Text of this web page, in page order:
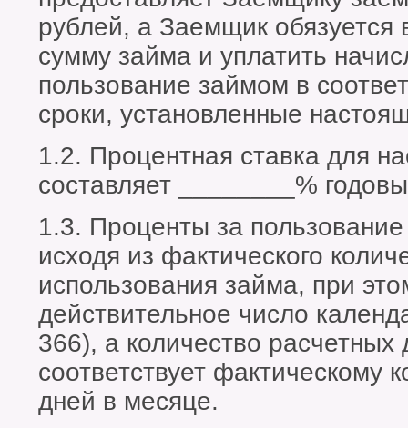
рублей, а Заемщик обязуется
сумму займа и уплатить
пользование займом в
сроки, установленные
1.2. Процентная ставка для
составляет ________%
1.3. Проценты за
исходя из фактического
использования займа, при
действительное число
366), а количество
соответствует фактическому
дней в месяце.